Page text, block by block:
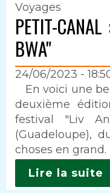
Voyages
PETIT-
BWA"
24/06/2023 -
Intro
En voici une
deuxième
festival "Liv
(Guadeloupe),
choses en grand.
Lire la suite